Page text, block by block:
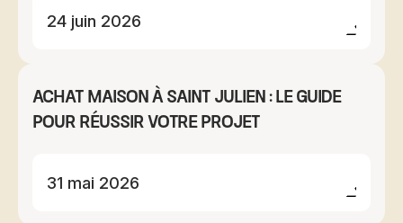
24 juin 2026
Achat maison à Saint Julien : le guide
pour réussir votre projet
31 mai 2026